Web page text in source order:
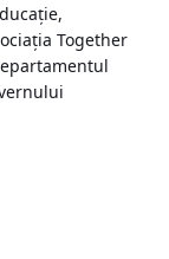
Together